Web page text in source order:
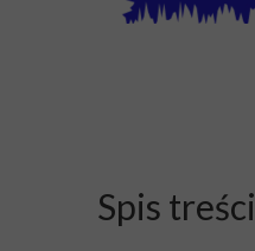
Spis treści